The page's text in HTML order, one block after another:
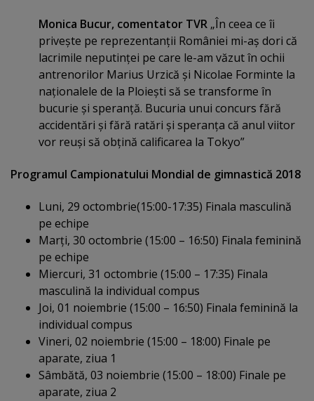
Monica Bucur, comentator TVR „În ceea ce îi
priveşte pe reprezentanţii României mi-aş dori că
lacrimile neputinţei pe care le-am văzut în ochii
antrenorilor Marius Urzică şi Nicolae Forminte la
naţionalele de la Ploieşti să se transforme în
bucurie şi speranţă. Bucuria unui concurs fără
accidentări şi fără ratări şi speranţa că anul viitor
vor reuşi să obţină calificarea la Tokyo”
Programul Campionatului Mondial de gimnastică 2018
Luni, 29 octombrie(15:00-17:35) Finala masculină
pe echipe
Marţi, 30 octombrie (15:00 – 16:50) Finala feminină
pe echipe
Miercuri, 31 octombrie (15:00 – 17:35) Finala
masculină la individual compus
Joi, 01 noiembrie (15:00 – 16:50) Finala feminină la
individual compus
Vineri, 02 noiembrie (15:00 – 18:00) Finale pe
aparate, ziua 1
Sâmbătă, 03 noiembrie (15:00 – 18:00) Finale pe
aparate, ziua 2